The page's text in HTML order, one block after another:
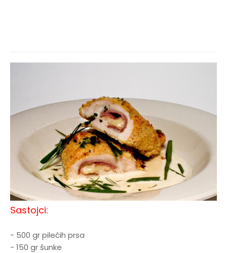
Sastojci:
- 500 gr pilećih prsa
- 150 gr šunke